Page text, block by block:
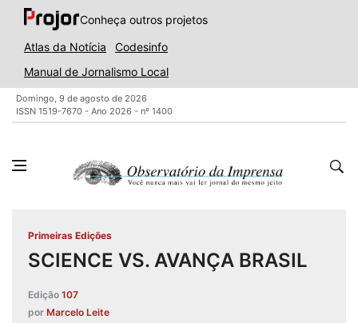
Conheça outros projetos
Atlas da Notícia
Codesinfo
Manual de Jornalismo Local
Domingo, 9 de agosto de 2026
ISSN 1519-7670 - Ano 2026 - nº 1400
Primeiras Edições
SCIENCE VS. AVANÇA BRASIL
Edição 107
por Marcelo Leite